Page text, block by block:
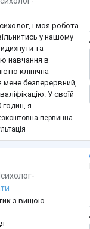
і моя робота
у нашому
та
навчання в
клінічна
мене безперервний,
У своїй
годин, я
це означає, що я не
під конкретну
первинна
з вищою